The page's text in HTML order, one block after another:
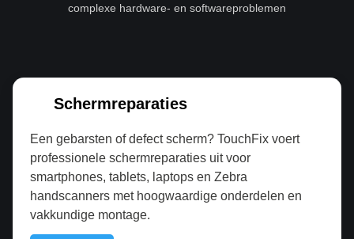
complexe hardware- en softwareproblemen
Schermreparaties
Een gebarsten of defect scherm? TouchFix voert
professionele schermreparaties uit voor
smartphones, tablets, laptops en Zebra
handscanners met hoogwaardige onderdelen en
vakkundige montage.